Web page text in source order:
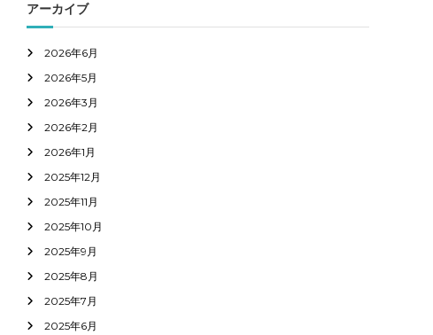
アーカイブ
2026年6月
2026年5月
2026年3月
2026年2月
2026年1月
2025年12月
2025年11月
2025年10月
2025年9月
2025年8月
2025年7月
2025年6月